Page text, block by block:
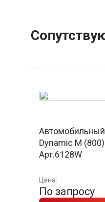
Dynamic M
Арт.6128W
Цена:
По запросу